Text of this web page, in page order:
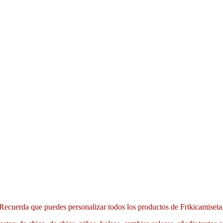
que puedes personalizar todos los productos de